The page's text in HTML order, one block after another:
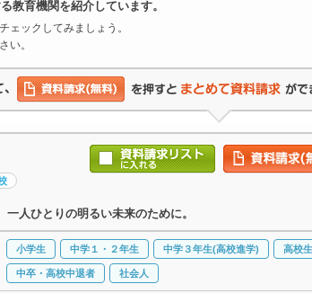
教育機関を紹介しています。
ェックしてみましょう。
い。
人ひとりの明るい未来のために。
小学生 中学１・２年生 中学３年生(高校進学) 高校生
中卒・高校中退者 社会人